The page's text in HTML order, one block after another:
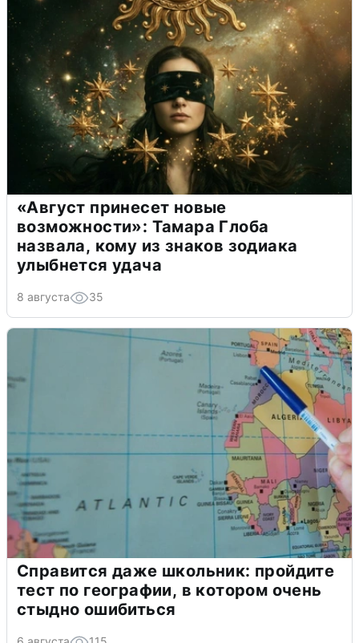
«Август принесет новые
возможности»: Тамара Глоба
назвала, кому из знаков зодиака
улыбнется удача
8 августа 35
Справится даже школьник: пройдите
тест по географии, в котором очень
стыдно ошибиться